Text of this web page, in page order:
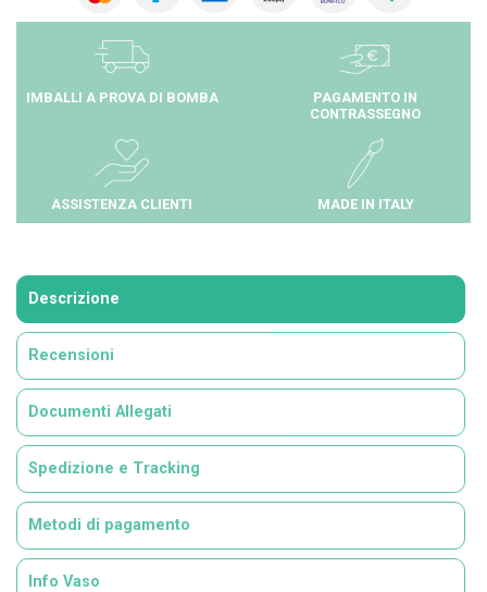
IMBALLI A PROVA DI BOMBA
PAGAMENTO IN
CONTRASSEGNO
ASSISTENZA CLIENTI MADE IN ITALY
Descrizione
Recensioni
Documenti Allegati
Spedizione e Tracking
Metodi di pagamento
Info Vaso